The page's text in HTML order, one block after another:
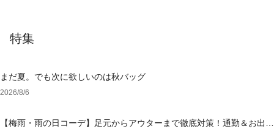
特集
まだ夏。でも次に欲しいのは秋バッグ
2026/8/6
【梅雨・雨の日コーデ】足元からアウターまで徹底対策！通勤＆お出か